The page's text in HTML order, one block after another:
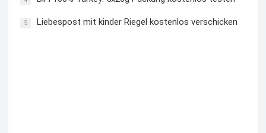
5 Liebespost mit kinder Riegel kostenlos verschicken